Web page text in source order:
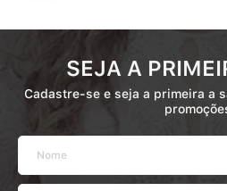
SEJA A
Cadastre-se e seja a primeira a